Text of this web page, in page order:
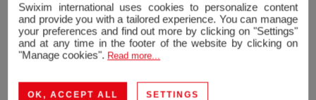
468 000 €
Venda Casa Vallières-sur-Fier 5 Quartos 106 m²
Swixim international uses cookies to personalize content
and provide you with a tailored experience. You can manage
your preferences and find out more by clicking on "Settings"
and at any time in the footer of the website by clicking on
"Manage cookies". Read more...
OK, ACCEPT ALL SETTINGS